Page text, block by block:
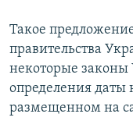
Такое
правительства
некоторые законы
определения даты
размещенном на